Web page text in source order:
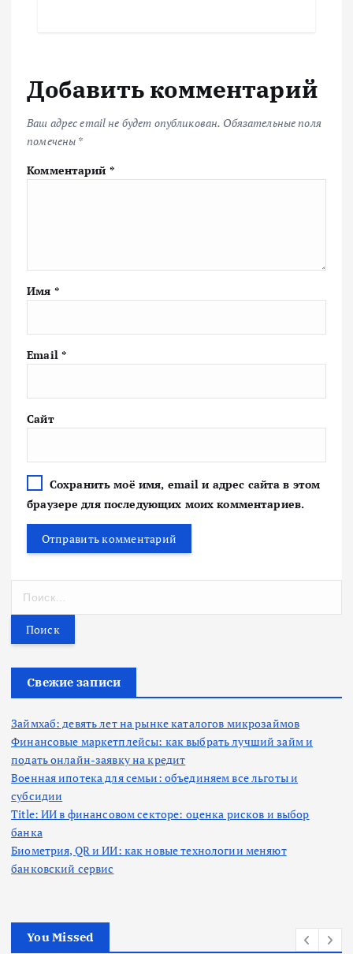
Добавить комментарий
Ваш адрес email не будет опубликован. Обязательные поля
помечены *
Комментарий *
Имя *
Email *
Сайт
Сохранить моё имя, email и адрес сайта в этом
браузере для последующих моих комментариев.
т
Свежие записи
Займхаб: девять лет на рынке каталогов микрозаймов
Финансовые маркетплейсы: как выбрать лучший займ и
подать онлайн-заявку на кредит
Военная ипотека для семьи: объединяем все льготы и
субсидии
Title: ИИ в финансовом секторе: оценка рисков и выбор
банка
Биометрия, QR и ИИ: как новые технологии меняют
банковский сервис
You Missed